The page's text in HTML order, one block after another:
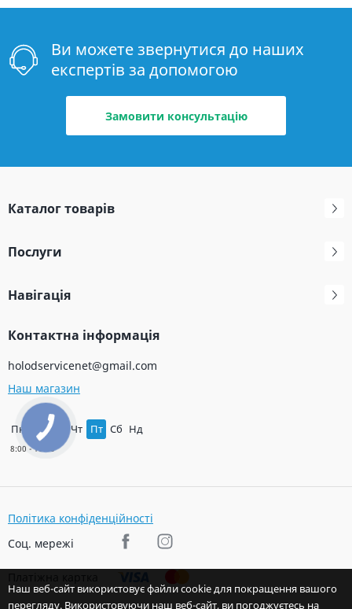
Ви можете звернутися до наших
експертів за допомогою
Замовити консультацію
Каталог товарів
Послуги
Навігація
Контактна інформація
holodservicenet@gmail.com
Наш магазин
Пн Вт Ср Чт Пт Сб Нд
Політика конфіденційності
Соц. мережі
Наш веб-сайт використовує файли cookie для покращення вашого
перегляду. Використовуючи наш веб-сайт, ви погоджуєтесь на